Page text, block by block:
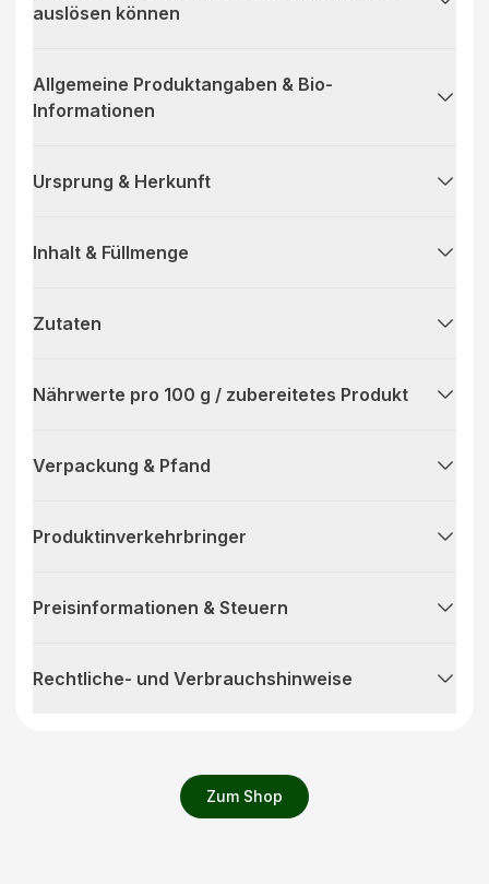
Zum Shop
auslösen können
Allgemeine Produktangaben & Bio-
Informationen
Ursprung & Herkunft
Inhalt & Füllmenge
Zutaten
Nährwerte pro 100 g / zubereitetes Produkt
Verpackung & Pfand
Produktinverkehrbringer
Preisinformationen & Steuern
Rechtliche- und Verbrauchshinweise